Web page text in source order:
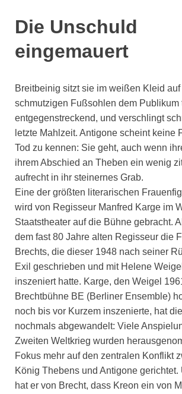
Die Unschuld
eingemauert
Breitbeinig sitzt sie im weißen Kleid
schmutzigen Fußsohlen dem Publikum
entgegenstreckend, und verschlingt
letzte Mahlzeit. Antigone scheint keine
Tod zu kennen: Sie geht, auch wenn
ihrem Abschied an Theben ein wenig
aufrecht in ihr steinernes Grab.
Eine der größten literarischen
wird von Regisseur Manfred Karge im
Staatstheater auf die Bühne gebracht.
dem fast 80 Jahre alten Regisseur die
Brechts, die dieser 1948 nach seiner
Exil geschrieben und mit Helene
inszeniert hatte. Karge, den Weigel
Brechtbühne BE (Berliner Ensemble)
noch bis vor Kurzem inszenierte, hat
nochmals abgewandelt: Viele
Zweiten Weltkrieg wurden
Fokus mehr auf den zentralen Konflikt
König Thebens und Antigone gerichtet.
hat er von Brecht, dass Kreon ein von